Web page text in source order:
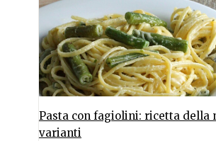
Pasta con fagiolini: ricetta della
varianti